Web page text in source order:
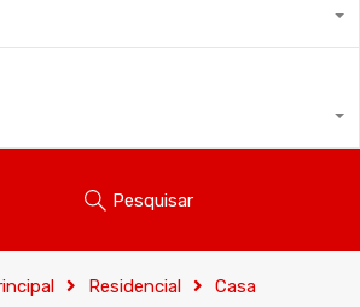
Pesquisar
Residencial Casa